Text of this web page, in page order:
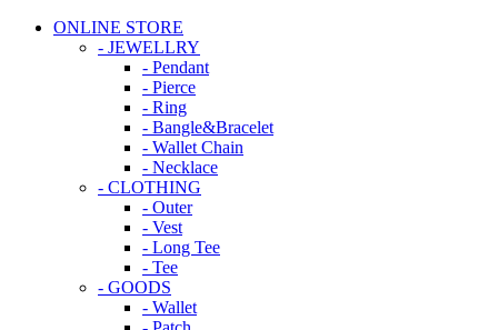
ONLINE STORE
- JEWELLRY
- Pendant
- Pierce
- Ring
- Bangle&Bracelet
- Wallet Chain
- Necklace
- CLOTHING
- Outer
- Vest
- Long Tee
- Tee
- GOODS
- Wallet